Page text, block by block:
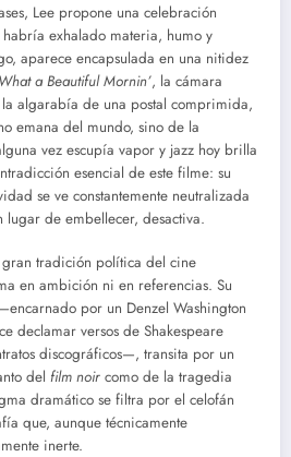
Lee propone una celebración
exhalado materia, humo y
aparece encapsulada en una nitidez
a Beautiful Mornin’, la cámara
algarabía de una postal comprimida,
emana del mundo, sino de la
vez escupía vapor y jazz hoy brilla
esencial de este filme: su
se ve constantemente neutralizada
de embellecer, desactiva.
tradición política del cine
en ambición ni en referencias. Su
por un Denzel Washington
declamar versos de Shakespeare
discográficos—, transita por un
del film noir como de la tragedia
dramático se filtra por el celofán
que, aunque técnicamente
inerte.